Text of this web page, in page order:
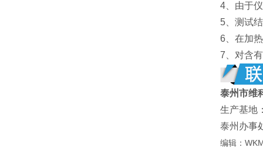
4、由于
5、测试
6、在加
7、对含
泰州市维
生产基地
泰州办事
编辑：